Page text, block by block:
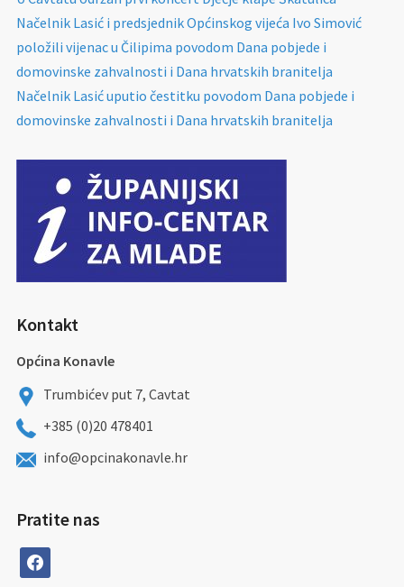
Načelnik Lasić i predsjednik Općinskog vijeća Ivo Simović
položili vijenac u Čilipima povodom Dana pobjede i
domovinske zahvalnosti i Dana hrvatskih branitelja
Načelnik Lasić uputio čestitku povodom Dana pobjede i
domovinske zahvalnosti i Dana hrvatskih branitelja
Kontakt
Općina Konavle
Trumbićev put 7, Cavtat
+385 (0)20 478401
info@opcinakonavle.hr
Pratite nas
facebook